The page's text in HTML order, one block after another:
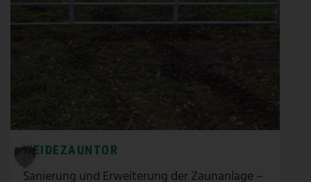
WEIDEZAUNTOR
Sanierung und Erweiterung der Zaunanlage –